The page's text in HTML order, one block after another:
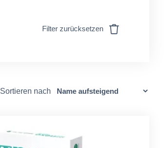
Filter zurücksetzen
Sortieren nach